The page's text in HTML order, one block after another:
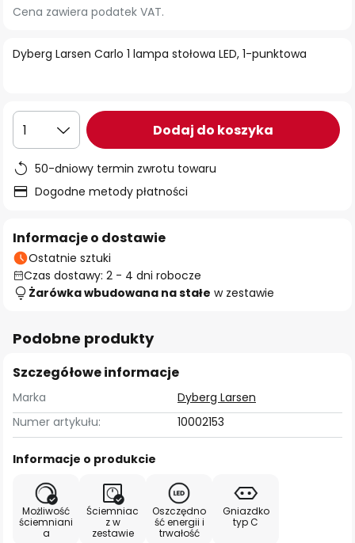
początek
Dyberg Larsen Carlo 1 lampa stołowa LED, 1-punktowa
Cena zawiera podatek VAT.
1 Dodaj do koszyka
50-dniowy termin zwrotu towaru
Dogodne metody płatności
Informacje o dostawie
Ostatnie sztuki
Czas dostawy: 2 - 4 dni robocze
Żarówka wbudowana na stałe w zestawie
Podobne produkty
Szczegółowe informacje
Marka
Dyberg Larsen
Numer artykułu:
10002153
Informacje o produkcie
Możliwość
ściemniani
a
Ściemniac
z w
zestawie
Oszczędno
ść energii i
trwałość
Gniazdko
typ C